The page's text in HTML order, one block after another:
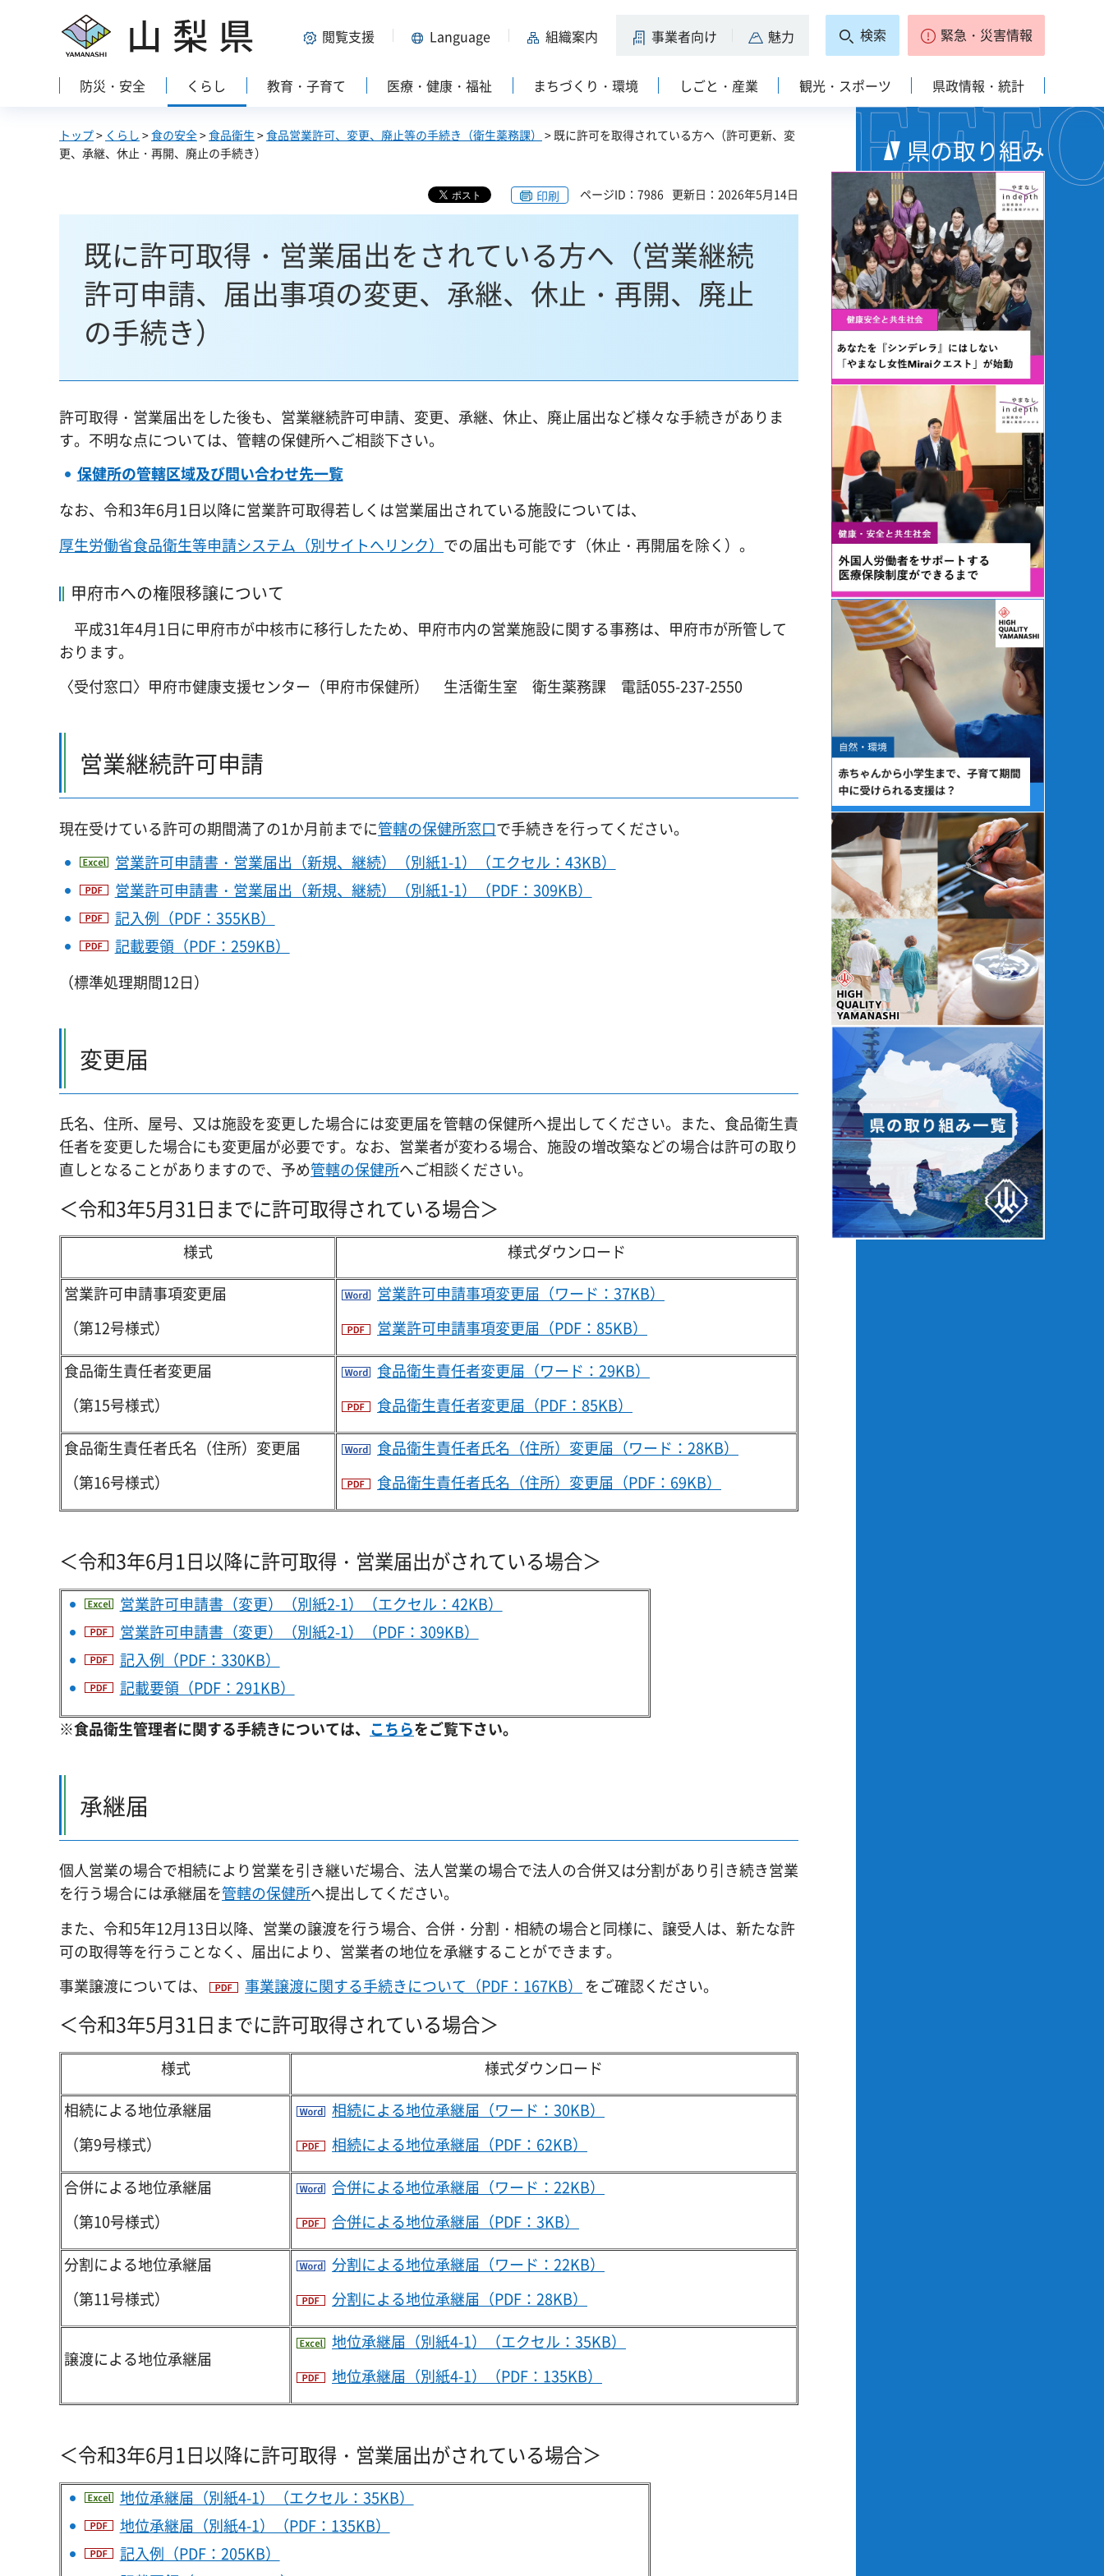
山梨県 閲覧支援 Language 組織案内 事業者向け 魅力 検索 緊急・災害情報
防災・安全 くらし 教育・子育て 医療・健康・福祉 まちづくり・環境 しごと・産業 観光・スポーツ 県政情報・統計
トップ> くらし >食の安全>食品衛生 >食品営業許可、変更、廃止等の手続き（衛生薬務課） > 既に許可を取得されている方へ（許可更新、変
更、承継、休止・再開、廃止の手続き）
印刷 ページID：7986 更新日：2026年5月14日
既に許可取得・営業届出をされている方へ（営業継続
許可申請、届出事項の変更、承継、休止・再開、廃止
の手続き）
許可取得・営業届出をした後も、営業継続許可申請、変更、承継、休止、廃止届出など様々な手続きがありま
す。不明な点については、管轄の保健所へご相談下さい。
保健所の管轄区域及び問い合わせ先一覧
なお、令和3年6月1日以降に営業許可取得若しくは営業届出されている施設については、
厚生労働省食品衛生等申請システム（別サイトへリンク） での届出も可能です（休止・再開届を除く）。
甲府市への権限移譲について
平成31年4月1日に甲府市が中核市に移行したため、甲府市内の営業施設に関する事務は、甲府市が所管して
おります。
〈受付窓口〉甲府市健康支援センター（甲府市保健所） 生活衛生室 衛生薬務課 電話055-237-2550
営業継続許可申請
現在受けている許可の期間満了の1か月前までに管轄の保健所窓口で手続きを行ってください。
営業許可申請書・営業届出（新規、継続）（別紙1-1）（エクセル：43KB）
営業許可申請書・営業届出（新規、継続）（別紙1-1）（PDF：309KB）
記入例（PDF：355KB）
記載要領（PDF：259KB）
（標準処理期間12日）
変更届
氏名、住所、屋号、又は施設を変更した場合には変更届を管轄の保健所へ提出してください。また、食品衛生責
任者を変更した場合にも変更届が必要です。なお、営業者が変わる場合、施設の増改築などの場合は許可の取り
直しとなることがありますので、予め管轄の保健所へご相談ください。
＜令和3年5月31日までに許可取得されている場合＞
様式
様式ダウンロード
営業許可申請事項変更届
（第12号様式）
営業許可申請事項変更届（ワード：37KB）
営業許可申請事項変更届（PDF：85KB）
食品衛生責任者変更届
（第15号様式）
食品衛生責任者変更届（ワード：29KB）
食品衛生責任者変更届（PDF：85KB）
食品衛生責任者氏名（住所）変更届
（第16号様式）
食品衛生責任者氏名（住所）変更届（ワード：28KB）
食品衛生責任者氏名（住所）変更届（PDF：69KB）
＜令和3年6月1日以降に許可取得・営業届出がされている場合＞
営業許可申請書（変更）（別紙2-1）（エクセル：42KB）
営業許可申請書（変更）（別紙2-1）（PDF：309KB）
記入例（PDF：330KB）
記載要領（PDF：291KB）
※食品衛生管理者に関する手続きについては、 こちらをご覧下さい。
承継届
個人営業の場合で相続により営業を引き継いだ場合、法人営業の場合で法人の合併又は分割があり引き続き営業
を行う場合には承継届を管轄の保健所へ提出してください。
また、令和5年12月13日以降、営業の譲渡を行う場合、合併・分割・相続の場合と同様に、譲受人は、新たな許
可の取得等を行うことなく、届出により、営業者の地位を承継することができます。
事業譲渡については、
事業譲渡に関する手続きについて（PDF：167KB） をご確認ください。
＜令和3年5月31日までに許可取得されている場合＞
様式
様式ダウンロード
相続による地位承継届
（第9号様式）
相続による地位承継届（ワード：30KB）
相続による地位承継届（PDF：62KB）
合併による地位承継届
（第10号様式）
合併による地位承継届（ワード：22KB）
合併による地位承継届（PDF：3KB）
分割による地位承継届
（第11号様式）
分割による地位承継届（ワード：22KB）
分割による地位承継届（PDF：28KB）
譲渡による地位承継届
地位承継届（別紙4-1）（エクセル：35KB）
地位承継届（別紙4-1）（PDF：135KB）
＜令和3年6月1日以降に許可取得・営業届出がされている場合＞
地位承継届（別紙4-1）（エクセル：35KB）
地位承継届（別紙4-1）（PDF：135KB）
記入例（PDF：205KB）
県の取り組み